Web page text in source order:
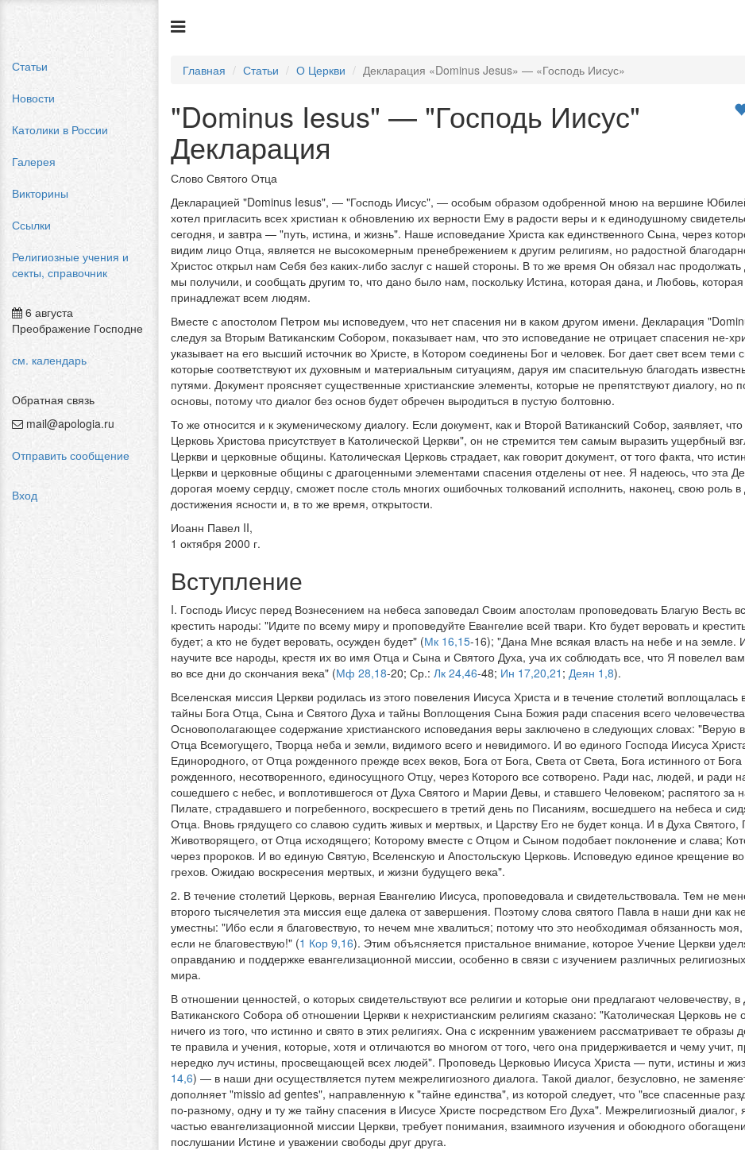
Статьи
Новости
Католики в России
Галерея
Викторины
Ссылки
Религиозные учения и
секты, справочник
6 августа
Преображение Господне
см. календарь
Обратная связь
mail@apologia.ru
Отправить сообщение
Вход
Главная Статьи О Церкви Декларация «Dominus Jesus» — «Господь Иисус»
"Dominus Iesus" — "Господь Иисус"
Декларация
Слово Святого Отца
Декларацией "Dominus Iesus", — "Господь Иисус", — особым образом одобренной мною на вершине
хотел пригласить всех христиан к обновлению их верности Ему в радости веры и к единодушному
сегодня, и завтра — "путь, истина, и жизнь". Наше исповедание Христа как единственного Сына, через
видим лицо Отца, является не высокомерным пренебрежением к другим религиям, но радостной
Христос открыл нам Себя без каких-либо заслуг с нашей стороны. В то же время Он обязал нас продолжать
мы получили, и сообщать другим то, что дано было нам, поскольку Истина, которая дана, и Любовь, которая
принадлежат всем людям.
Вместе с апостолом Петром мы исповедуем, что нет спасения ни в каком другом имени. Декларация
следуя за Вторым Ватиканским Собором, показывает нам, что это исповедание не отрицает спасения не-
указывает на его высший источник во Христе, в Котором соединены Бог и человек. Бог дает свет всем теми
которые соответствуют их духовным и материальным ситуациям, даруя им спасительную благодать
путями. Документ проясняет существенные христианские элементы, которые не препятствуют диалогу, но
основы, потому что диалог без основ будет обречен выродиться в пустую болтовню.
То же относится и к экуменическому диалогу. Если документ, как и Второй Ватиканский Собор, заявляет,
Церковь Христова присутствует в Католической Церкви", он не стремится тем самым выразить ущербный
Церкви и церковные общины. Католическая Церковь страдает, как говорит документ, от того факта, что
Церкви и церковные общины с драгоценными элементами спасения отделены от нее. Я надеюсь, что эта
дорогая моему сердцу, сможет после столь многих ошибочных толкований исполнить, наконец, свою роль в
достижения ясности и, в то же время, открытости.
Иоанн Павел II,
1 октября 2000 г.
Вступление
I. Господь Иисус перед Вознесением на небеса заповедал Своим апостолам проповедовать Благую Весть
крестить народы: "Идите по всему миру и проповедуйте Евангелие всей твари. Кто будет веровать и
будет; а кто не будет веровать, осужден будет" (Мк 16,15-16); "Дана Мне всякая власть на небе и на земле.
научите все народы, крестя их во имя Отца и Сына и Святого Духа, уча их соблюдать все, что Я повелел
во все дни до скончания века" (Мф 28,18-20; Ср.: Лк 24,46-48; Ин 17,20,21 ; Деян 1,8).
Вселенская миссия Церкви родилась из этого повеления Иисуса Христа и в течение столетий воплощалась
тайны Бога Отца, Сына и Святого Духа и тайны Воплощения Сына Божия ради спасения всего
Основополагающее содержание христианского исповедания веры заключено в следующих словах: "Верую
Отца Всемогущего, Творца неба и земли, видимого всего и невидимого. И во единого Господа Иисуса
Единородного, от Отца рожденного прежде всех веков, Бога от Бога, Света от Света, Бога истинного от Бога
рожденного, несотворенного, единосущного Отцу, через Которого все сотворено. Ради нас, людей, и ради
сошедшего с небес, и воплотившегося от Духа Святого и Марии Девы, и ставшего Человеком; распятого за
Пилате, страдавшего и погребенного, воскресшего в третий день по Писаниям, восшедшего на небеса и
Отца. Вновь грядущего со славою судить живых и мертвых, и Царству Его не будет конца. И в Духа Святого,
Животворящего, от Отца исходящего; Которому вместе с Отцом и Сыном подобает поклонение и слава;
через пророков. И во единую Святую, Вселенскую и Апостольскую Церковь. Исповедую единое крещение
грехов. Ожидаю воскресения мертвых, и жизни будущего века".
2. В течение столетий Церковь, верная Евангелию Иисуса, проповедовала и свидетельствовала. Тем не
второго тысячелетия эта миссия еще далека от завершения. Поэтому слова святого Павла в наши дни как
уместны: "Ибо если я благовествую, то нечем мне хвалиться; потому что это необходимая обязанность
если не благовествую!" (1 Кор 9,16). Этим объясняется пристальное внимание, которое Учение Церкви
оправданию и поддержке евангелизационной миссии, особенно в связи с изучением различных
мира.
В отношении ценностей, о которых свидетельствуют все религии и которые они предлагают человечеству,
Ватиканского Собора об отношении Церкви к нехристианским религиям сказано: "Католическая Церковь не
ничего из того, что истинно и свято в этих религиях. Она с искренним уважением рассматривает те образы
те правила и учения, которые, хотя и отличаются во многом от того, чего она придерживается и чему учит,
нередко луч истины, просвещающей всех людей". Проповедь Церковью Иисуса Христа — пути, истины и
14,6) — в наши дни осуществляется путем межрелигиозного диалога. Такой диалог, безусловно, не
дополняет "missio ad gentes", направленную к "тайне единства", из которой следует, что "все спасенные
по-разному, одну и ту же тайну спасения в Иисусе Христе посредством Его Духа". Межрелигиозный
частью евангелизационной миссии Церкви, требует понимания, взаимного изучения и обоюдного
послушании Истине и уважении свободы друг друга.